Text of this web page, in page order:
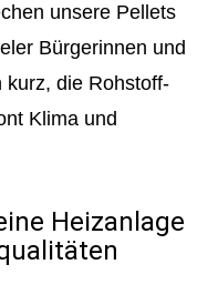
unsere Pellets
Bürgerinnen und
kurz, die Rohstoff-
Klima und
Heizanlage